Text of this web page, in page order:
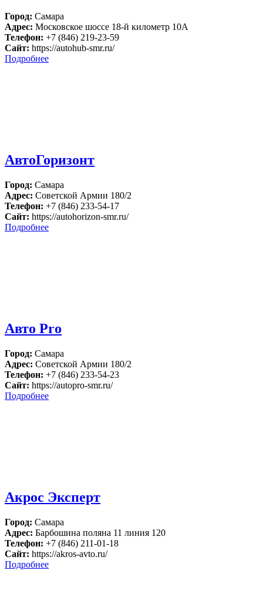
Город: Самара
Адрес: Московское шоссе 18-й километр 10А
Телефон: +7 (846) 219-23-59
Сайт: https://autohub-smr.ru/
Подробнее
АвтоГоризонт
Город: Самара
Адрес: Советской Армии 180/2
Телефон: +7 (846) 233-54-17
Сайт: https://autohorizon-smr.ru/
Подробнее
Авто Pro
Город: Самара
Адрес: Советской Армии 180/2
Телефон: +7 (846) 233-54-23
Сайт: https://autopro-smr.ru/
Подробнее
Акрос Эксперт
Город: Самара
Адрес: Барбошина поляна 11 линия 120
Телефон: +7 (846) 211-01-18
Сайт: https://akros-avto.ru/
Подробнее